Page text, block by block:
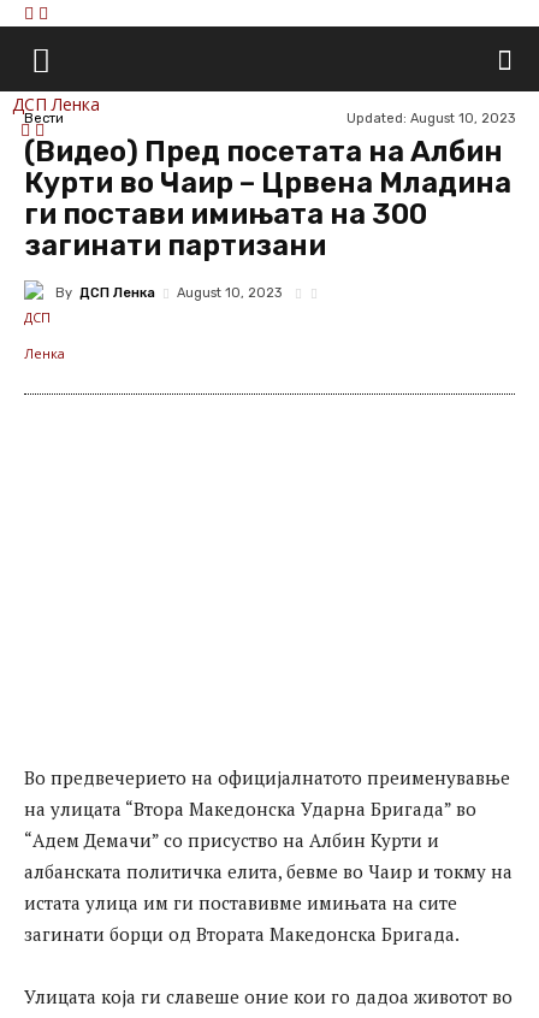
ДСП Ленка
Вести Updated: August 10, 2023
(Видео) Пред посетата на Албин
Курти во Чаир – Црвена Младина
ги постави имињата на 300
загинати партизани
By ДСП Ленка August 10, 2023
Во предвечерието на официјалнатото преименувавње
на улицата “Втора Македонска Ударна Бригада” во
“Адем Демачи” со присуство на Албин Курти и
албанската политичка елита, бевме во Чаир и токму на
истата улица им ги поставивме имињата на сите
загинати борци од Втората Македонска Бригада.
Улицата која ги славеше оние кои го дадоа животот во